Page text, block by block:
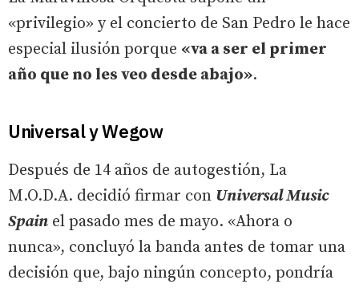
«privilegio» y el concierto de San Pedro le hace
especial ilusión porque «va a ser el primer
año que no les veo desde abajo».
Universal y Wegow
Después de 14 años de autogestión, La
M.O.D.A. decidió firmar con Universal Music
Spain el pasado mes de mayo. «Ahora o
nunca», concluyó la banda antes de tomar una
decisión que, bajo ningún concepto, pondría